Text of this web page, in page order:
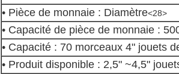
• Pièce de monnaie : Diamètre<28>
• Capacité de pièce de monnaie :
• Capacité : 70 morceaux 4" jouets
• Produit disponible : 2,5" ~4,5"